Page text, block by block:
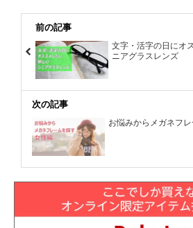
前の記事
文字・活字の日にオ
ニアグラスレンズ
次の記事
お悩みからメガネフ